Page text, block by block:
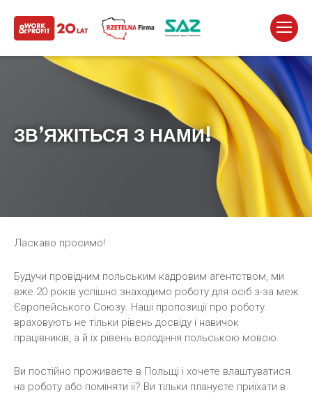
ЗВ’ЯЖІТЬСЯ З НАМИ!
Ласкаво просимо!
Будучи провідним польським кадровим агентством, ми
вже 20 років успішно знаходимо роботу для осіб з-за меж
Європейського Союзу. Наші пропозиції про роботу
враховують не тільки рівень досвіду і навичок
працівників, а й їх рівень володіння польською мовою.
Ви постійно проживаєте в Польщі і хочете влаштуватися
на роботу або поміняти її? Ви тільки плануєте приїхати в